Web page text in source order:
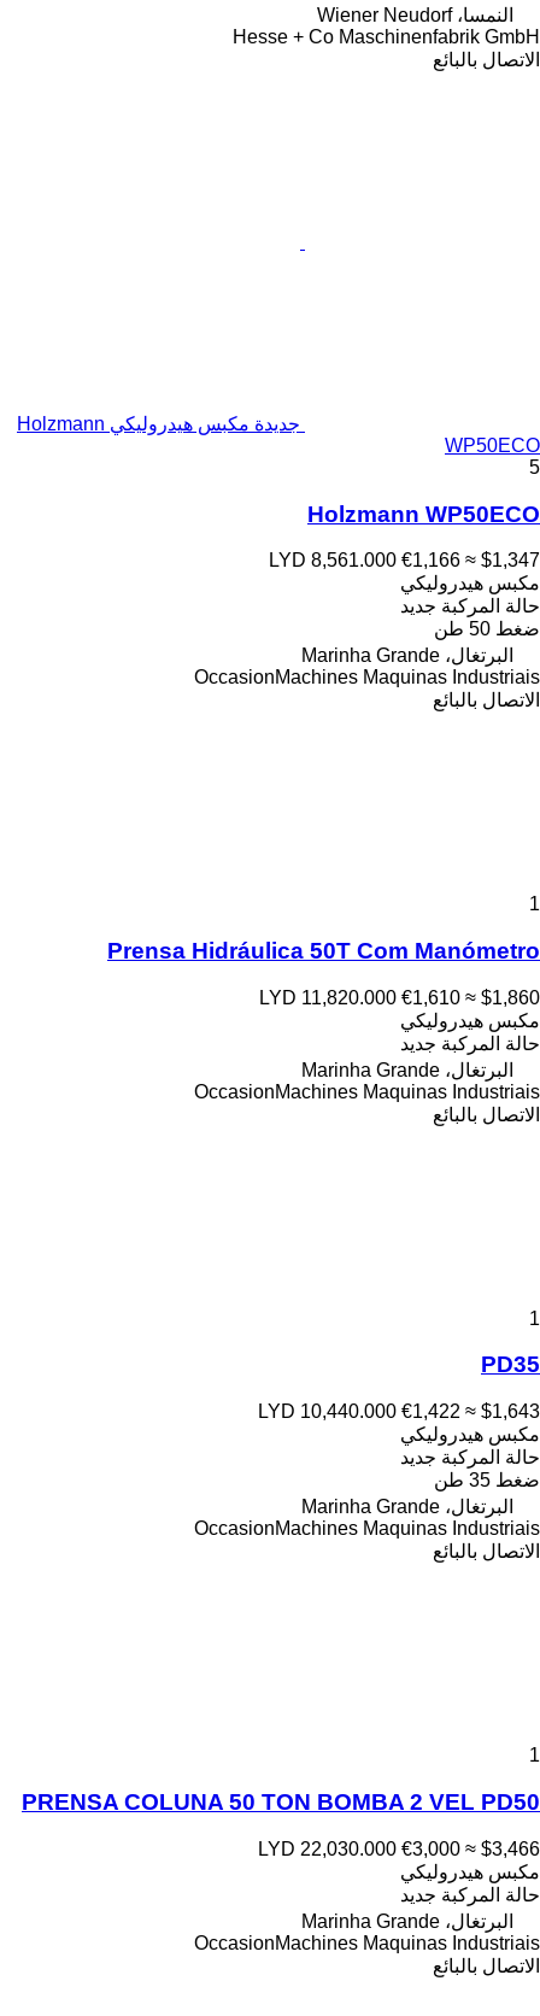
النمسا، Wiener Neudorf
Hesse + Co Maschinenfabrik GmbH
الاتصال بالبائع
جديدة مكبس هيدروليكي Holzmann
WP50ECO
5
Holzmann WP50ECO
LYD 8,561.000 €1,166 ≈ $1,347
مكبس هيدروليكي
حالة المركبة جديد
ضغط 50 طن
البرتغال، Marinha Grande
OccasionMachines Maquinas Industriais
الاتصال بالبائع
1
Prensa Hidráulica 50T Com Manómetro
LYD 11,820.000 €1,610 ≈ $1,860
مكبس هيدروليكي
حالة المركبة جديد
البرتغال، Marinha Grande
OccasionMachines Maquinas Industriais
الاتصال بالبائع
1
PD35
LYD 10,440.000 €1,422 ≈ $1,643
مكبس هيدروليكي
حالة المركبة جديد
ضغط 35 طن
البرتغال، Marinha Grande
OccasionMachines Maquinas Industriais
الاتصال بالبائع
1
PRENSA COLUNA 50 TON BOMBA 2 VEL PD50
LYD 22,030.000 €3,000 ≈ $3,466
مكبس هيدروليكي
حالة المركبة جديد
البرتغال، Marinha Grande
OccasionMachines Maquinas Industriais
الاتصال بالبائع